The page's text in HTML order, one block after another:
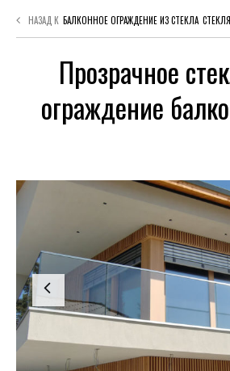
НАЗАД К БАЛКОННОЕ ОГРАЖДЕНИЕ ИЗ СТЕКЛА
Прозрачное
ограждение